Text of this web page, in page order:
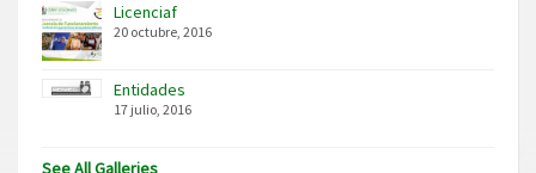
Licenciaf
20 octubre, 2016
Entidades
17 julio, 2016
See All Galleries